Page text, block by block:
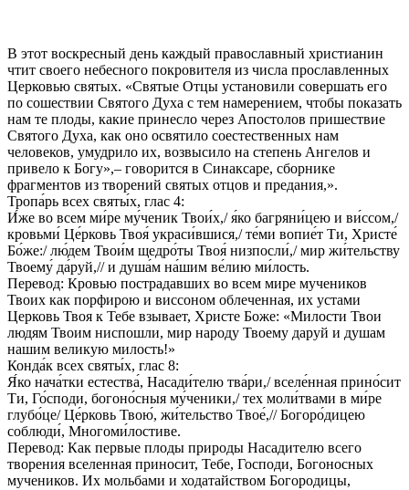
В этот воскресный день каждый православный христианин
чтит своего небесного покровителя из числа прославленных
Церковью святых. «Святые Отцы установили совершать его
по сошествии Святого Духа с тем намерением, чтобы показать
нам те плоды, какие принесло через Апостолов пришествие
Святого Духа, как оно освятило соестественных нам
человеков, умудрило их, возвысило на степень Ангелов и
привело к Богу»,– говорится в Синаксаре, сборнике
фрагментов из творений святых отцов и предания,».
Тропа́рь всех святы́х, глас 4:
И́же во всем ми́ре му́ченик Твои́х,/ я́ко багряни́цею и ви́ссом,/
кровьми́ Це́рковь Твоя́ украси́вшися,/ те́ми вопие́т Ти, Христе́
Бо́же:/ лю́дем Твои́м щедро́ты Твоя́ низпосли́,/ мир жи́тельству
Твоему́ да́руй,// и душа́м на́шим ве́лию ми́лость.
Перевод: Кровью пострадавших во всем мире мучеников
Твоих как порфирою и виссоном облеченная, их устами
Церковь Твоя к Тебе взывает, Христе Боже: «Милости Твои
людям Твоим ниспошли, мир народу Твоему даруй и душам
нашим великую милость!»
Конда́к всех святы́х, глас 8:
Я́ко нача́тки естества́, Насади́телю тва́ри,/ вселе́нная прино́сит
Ти, Го́споди, богоно́сныя му́ченики,/ тех моли́твами в ми́ре
глубо́це/ Це́рковь Твою́, жи́тельство Твое́,// Богоро́дицею
соблюди́, Многоми́лостиве.
Перевод: Как первые плоды природы Насадителю всего
творения вселенная приносит, Тебе, Господи, Богоносных
мучеников. Их мольбами и ходатайством Богородицы,